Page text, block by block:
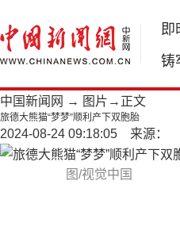
即
铸
中国新闻网 → 图片 →正文
旅德大熊猫“梦梦”顺利产下双胞胎
2024-08-24 09:18:05 来源：
图/视觉中国